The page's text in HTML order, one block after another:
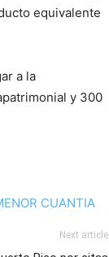
equivalente
a la
y 300
CUANTIA
Next article